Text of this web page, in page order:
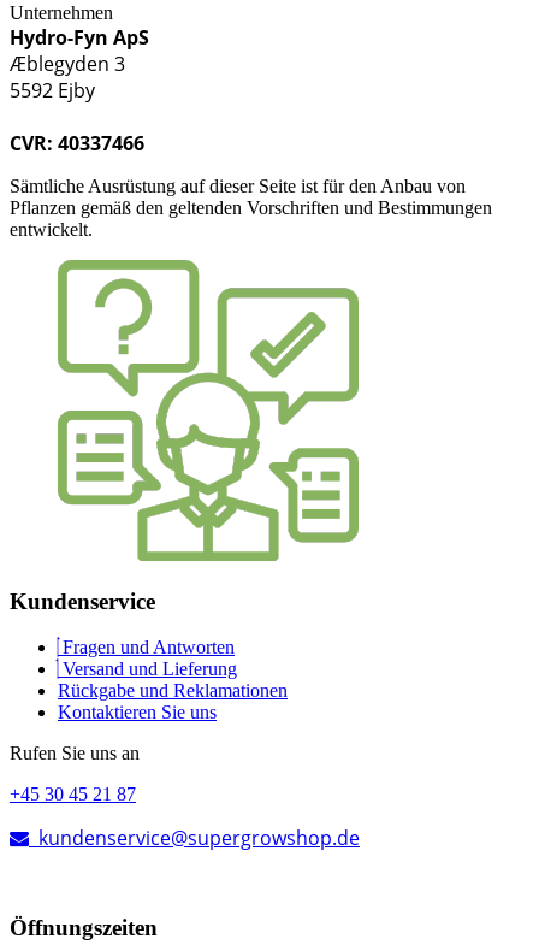
Unternehmen
Hydro-Fyn ApS
Æblegyden 3
5592 Ejby
CVR: 40337466
Sämtliche Ausrüstung auf dieser Seite ist für den Anbau von
Pflanzen gemäß den geltenden Vorschriften und Bestimmungen
entwickelt.
Kundenservice
Fragen und Antworten
Versand und Lieferung
Rückgabe und Reklamationen
Kontaktieren Sie uns
Rufen Sie uns an
+45 30 45 21 87
kundenservice@supergrowshop.de
Öffnungszeiten